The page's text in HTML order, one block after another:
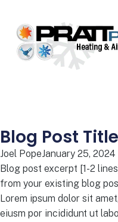
Blog Post Title
Joel PopeJanuary 25, 2024
Blog post excerpt [1-2
from your existing blog
Lorem ipsum dolor sit
eiusm por incididunt ut